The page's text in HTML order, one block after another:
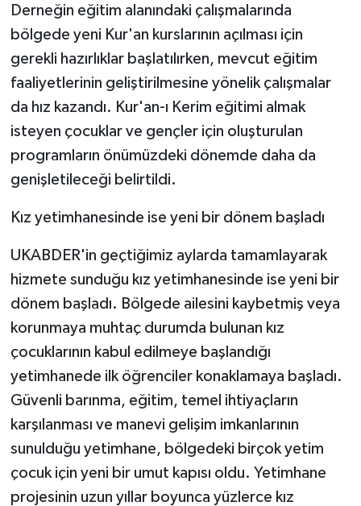
Derneğin eğitim alanındaki çalışmalarında
bölgede yeni Kur'an kurslarının açılması için
gerekli hazırlıklar başlatılırken, mevcut eğitim
faaliyetlerinin geliştirilmesine yönelik çalışmalar
da hız kazandı. Kur'an-ı Kerim eğitimi almak
isteyen çocuklar ve gençler için oluşturulan
programların önümüzdeki dönemde daha da
genişletileceği belirtildi.
Kız yetimhanesinde ise yeni bir dönem başladı
UKABDER'in geçtiğimiz aylarda tamamlayarak
hizmete sunduğu kız yetimhanesinde ise yeni bir
dönem başladı. Bölgede ailesini kaybetmiş veya
korunmaya muhtaç durumda bulunan kız
çocuklarının kabul edilmeye başlandığı
yetimhanede ilk öğrenciler konaklamaya başladı.
Güvenli barınma, eğitim, temel ihtiyaçların
karşılanması ve manevi gelişim imkanlarının
sunulduğu yetimhane, bölgedeki birçok yetim
çocuk için yeni bir umut kapısı oldu. Yetimhane
projesinin uzun yıllar boyunca yüzlerce kız